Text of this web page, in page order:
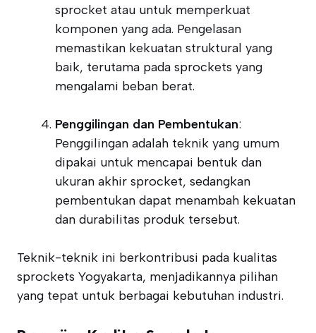
sprocket atau untuk memperkuat
komponen yang ada. Pengelasan
memastikan kekuatan struktural yang
baik, terutama pada sprockets yang
mengalami beban berat.
Penggilingan dan Pembentukan:
Penggilingan adalah teknik yang umum
dipakai untuk mencapai bentuk dan
ukuran akhir sprocket, sedangkan
pembentukan dapat menambah kekuatan
dan durabilitas produk tersebut.
Teknik-teknik ini berkontribusi pada kualitas
sprockets Yogyakarta, menjadikannya pilihan
yang tepat untuk berbagai kebutuhan industri.